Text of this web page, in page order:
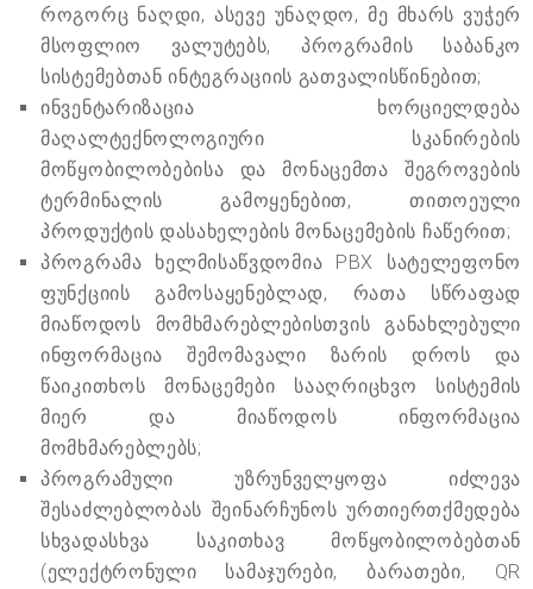
როგორც ნაღდი, ასევე უნაღდო, მე მხარს ვუჭერ
მსოფლიო ვალუტებს, პროგრამის საბანკო
სისტემებთან ინტეგრაციის გათვალისწინებით;
ინვენტარიზაცია ხორციელდება
მაღალტექნოლოგიური სკანირების
მოწყობილობებისა და მონაცემთა შეგროვების
ტერმინალის გამოყენებით, თითოეული
პროდუქტის დასახელების მონაცემების ჩაწერით;
პროგრამა ხელმისაწვდომია PBX სატელეფონო
ფუნქციის გამოსაყენებლად, რათა სწრაფად
მიაწოდოს მომხმარებლებისთვის განახლებული
ინფორმაცია შემომავალი ზარის დროს და
წაიკითხოს მონაცემები სააღრიცხვო სისტემის
მიერ და მიაწოდოს ინფორმაცია
მომხმარებლებს;
პროგრამული უზრუნველყოფა იძლევა
შესაძლებლობას შეინარჩუნოს ურთიერთქმედება
სხვადასხვა საკითხავ მოწყობილობებთან
(ელექტრონული სამაჯურები, ბარათები, QR